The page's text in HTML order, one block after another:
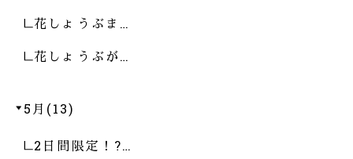
花しょうぶま…
花しょうぶが…
5月(13)
2日間限定！?…